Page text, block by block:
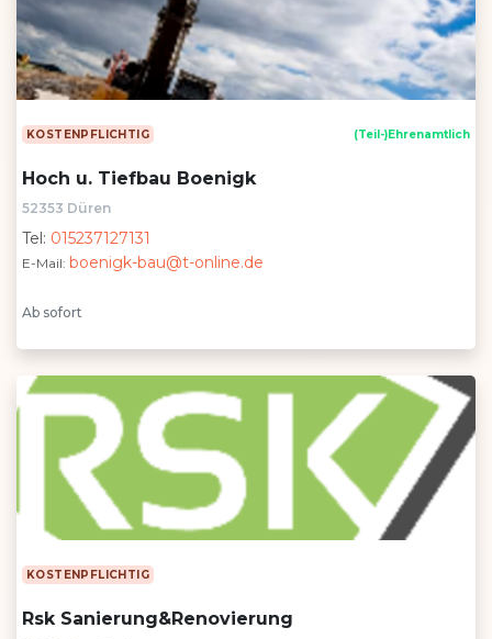
KOSTENPFLICHTIG (Teil-)Ehrenamtlich
Hoch u. Tiefbau Boenigk
52353 Düren
Tel: 015237127131
E-Mail: boenigk-bau@t-online.de
Ab sofort
KOSTENPFLICHTIG
Rsk Sanierung&Renovierung